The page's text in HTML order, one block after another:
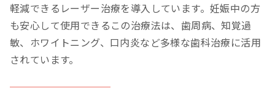
軽減できるレーザー治療を導入しています。妊娠中の方
も安心して使用できるこの治療法は、歯周病、知覚過
敏、ホワイトニング、口内炎など多様な歯科治療に活用
されています。